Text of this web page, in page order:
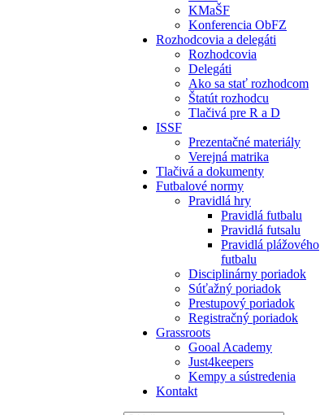
KMaŠF
Konferencia ObFZ
Rozhodcovia a delegáti
Rozhodcovia
Delegáti
Ako sa stať rozhodcom
Štatút rozhodcu
Tlačivá pre R a D
ISSF
Prezentačné materiály
Verejná matrika
Tlačivá a dokumenty
Futbalové normy
Pravidlá hry
Pravidlá futbalu
Pravidlá futsalu
Pravidlá plážového
futbalu
Disciplinárny poriadok
Súťažný poriadok
Prestupový poriadok
Registračný poriadok
Grassroots
Gooal Academy
Just4keepers
Kempy a sústredenia
Kontakt